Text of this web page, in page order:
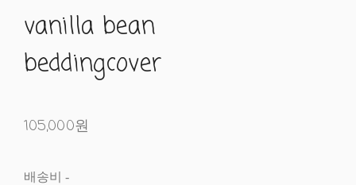
vanilla bean
beddingcover
105,000원
배송비-